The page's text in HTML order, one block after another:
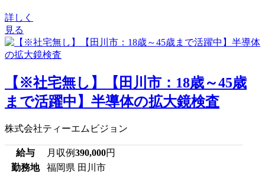
詳しく
見る
【※社宅無し】【田川市：18歳～45歳
まで活躍中】半導体の拡大鏡検査
株式会社ティーエムビジョン
給与 月収例390,000円
勤務地
福岡県 田川市